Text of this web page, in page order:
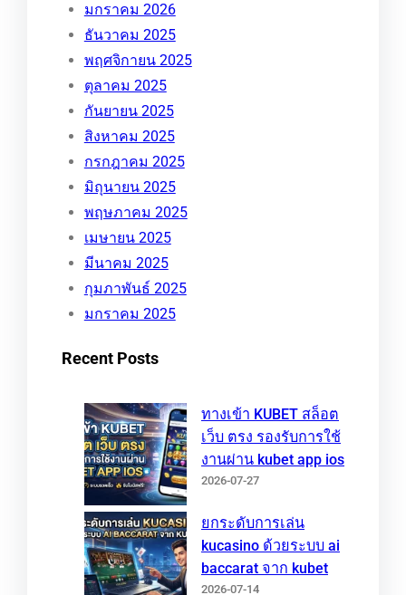
มกราคม 2026
ธันวาคม 2025
พฤศจิกายน 2025
ตุลาคม 2025
กันยายน 2025
สิงหาคม 2025
กรกฎาคม 2025
มิถุนายน 2025
พฤษภาคม 2025
เมษายน 2025
มีนาคม 2025
กุมภาพันธ์ 2025
มกราคม 2025
Recent Posts
ทางเข้า KUBET สล็อต
เว็บ ตรง รองรับการใช้
งานผ่าน kubet app ios
2026-07-27
ยกระดับการเล่น
kucasino ด้วยระบบ ai
baccarat จาก kubet
2026-07-14